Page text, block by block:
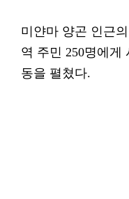
미얀마 양곤 인근
역 주민 250명에게
동을 펼쳤다.